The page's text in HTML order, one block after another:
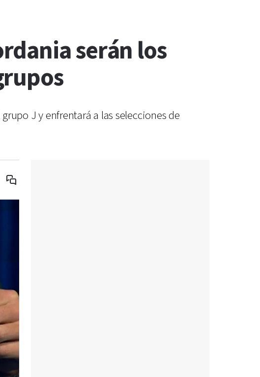
serán los
J y enfrentará a las selecciones de